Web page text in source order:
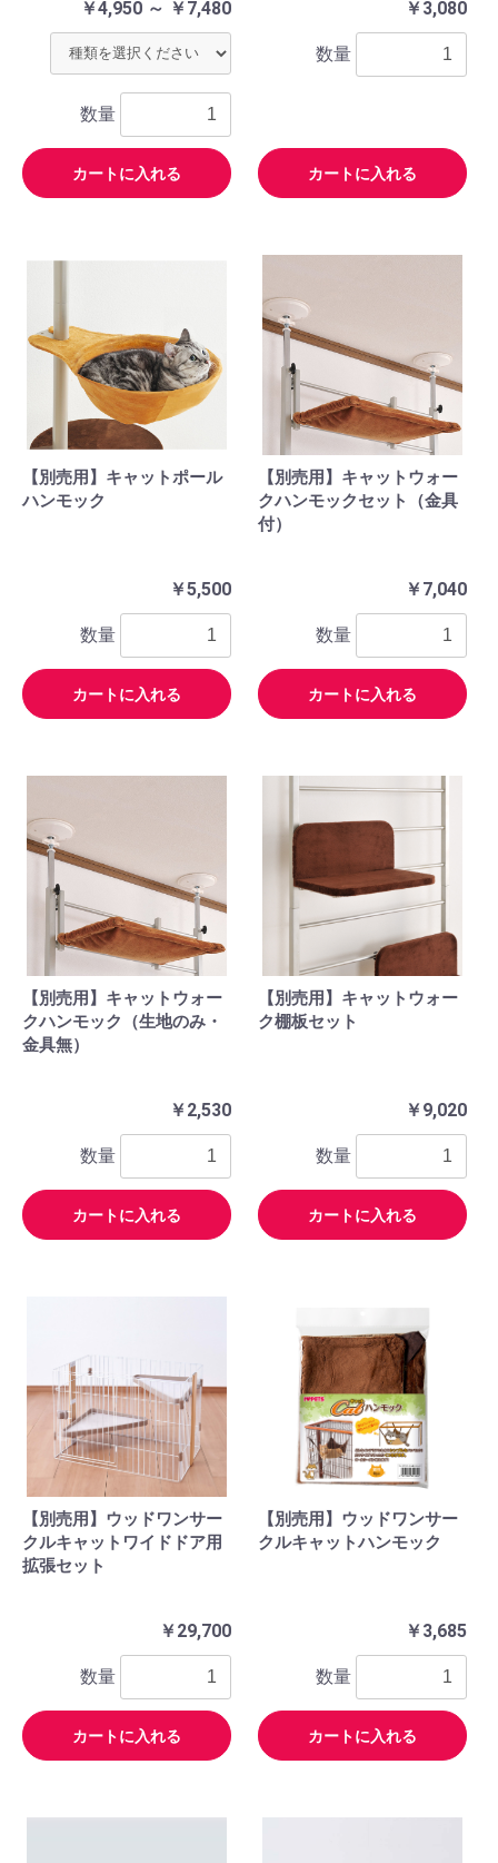
￥4,950 ～ ￥7,480
数量
カートに入れる
￥3,080
数量
カートに入れる
【別売用】キャットポール
ハンモック
￥5,500
数量
カートに入れる
【別売用】キャットウォー
クハンモックセット（金具
付）
￥7,040
数量
カートに入れる
【別売用】キャットウォー
クハンモック（生地のみ・
金具無）
￥2,530
数量
カートに入れる
【別売用】キャットウォー
ク棚板セット
￥9,020
数量
カートに入れる
【別売用】ウッドワンサー
クルキャットワイドドア用
拡張セット
￥29,700
数量
カートに入れる
【別売用】ウッドワンサー
クルキャットハンモック
￥3,685
数量
カートに入れる